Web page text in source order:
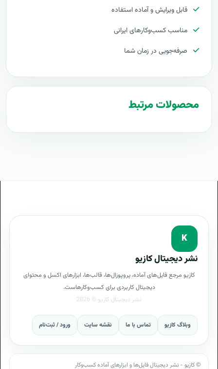
اقساطی
RFP
مدیریت
RFP
برنامه
فروش
اقساطی
قیمت
اجرای
مدیریت
هزینه
طراحی
فروش
اقساطی
قابل ویرایش و آماده استفاده
مناسب کسب‌وکارهای ایرانی
صرفه‌جویی در زمان شما
محصولات مرتبط
K
نشر دیجیتال کازیو
کازیو مرجع فایل‌های آماده، پروپوزال‌ها، قالب‌ها، ابزارهای اکسل و محتوای
دیجیتال کاربردی برای کسب‌وکارهاست.
وبلاگ کازیو تماس با ما نقشه سایت ورود / ثبت‌نام
© کازیو - نشر دیجیتال فایل‌ها و ابزارهای آماده کسب‌وکار